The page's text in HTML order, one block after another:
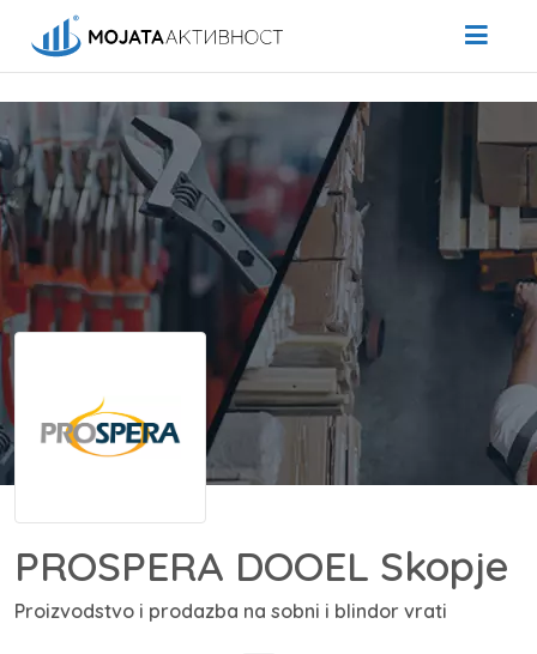
PROSPERA DOOEL Skopje
Proizvodstvo i prodazba na sobni i blindor vrati